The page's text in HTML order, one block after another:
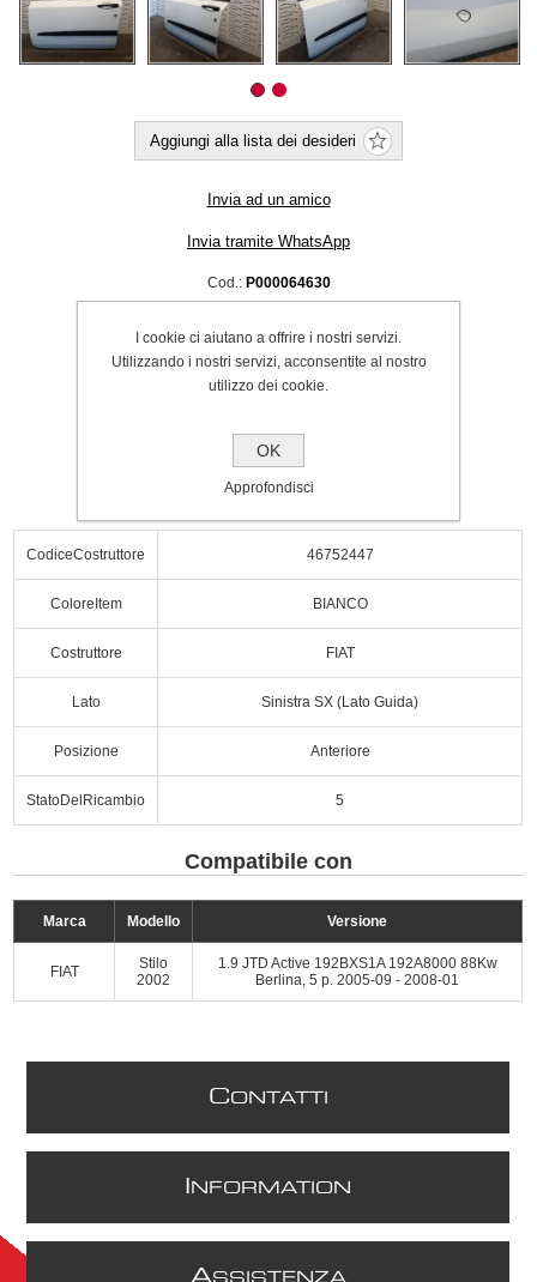
Aggiungi alla lista dei desideri
Invia ad un amico
Invia tramite WhatsApp
Cod.: P000064630
€150.00
CodiceCostruttore 46752447
ColoreItem BIANCO
Costruttore FIAT
Lato Sinistra SX (Lato Guida)
Posizione Anteriore
StatoDelRicambio 5
Compatibile con
Marca Modello Versione
FIAT
Stilo
2002
1.9 JTD Active 192BXS1A 192A8000 88Kw
Berlina, 5 p. 2005-09 - 2008-01
CONTATTI
NFORMATION
ASSISTENZA
I cookie ci aiutano a offrire i nostri servizi.
Utilizzando i nostri servizi, acconsentite al nostro
utilizzo dei cookie.
OK
Approfondisci